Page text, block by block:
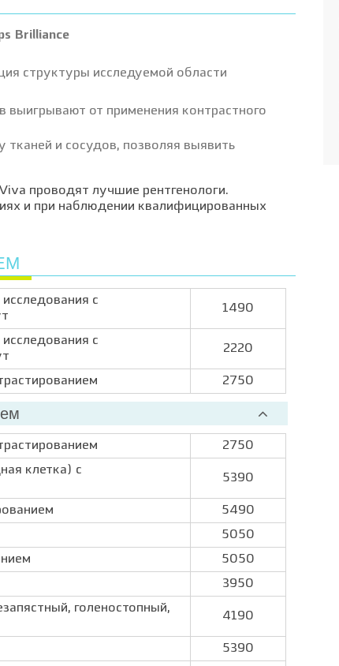
Brilliance
структуры исследуемой области
выигрывают от применения контрастного
и сосудов, позволяя выявить
проводят лучшие рентгенологи.
и при наблюдении квалифицированных
с
1490
с
2220
2750
2750
клетка) с
5390
5490
5050
5050
3950
голеностопный,
4190
5390